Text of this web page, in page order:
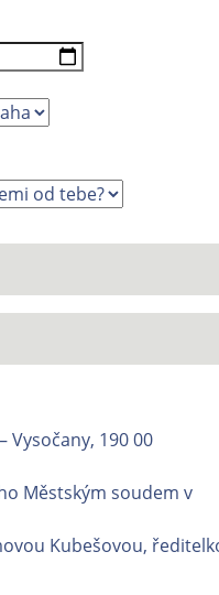
Vysočany, 190 00
Městským soudem v
Kubešovou,